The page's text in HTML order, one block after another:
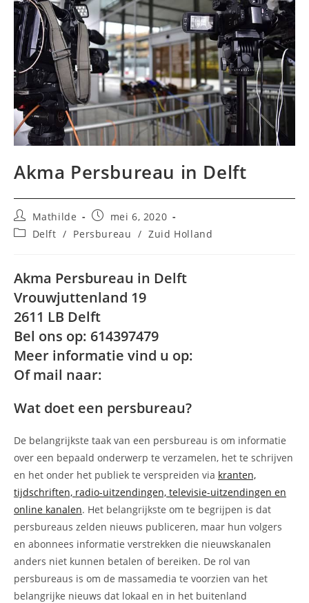
Akma Persbureau in Delft
Bericht
auteur:
Mathilde
Bericht
gepubliceerd
op:
mei 6, 2020
Berichtcategorie:
Delft / Persbureau / Zuid Holland
Akma Persbureau in Delft
Vrouwjuttenland 19
2611 LB Delft
Bel ons op: 614397479
Meer informatie vind u op:
Of mail naar:
Wat doet een persbureau?
De belangrijkste taak van een persbureau is om informatie
over een bepaald onderwerp te verzamelen, het te schrijven
en het onder het publiek te verspreiden via kranten,
tijdschriften, radio-uitzendingen, televisie-uitzendingen en
online kanalen. Het belangrijkste om te begrijpen is dat
persbureaus zelden nieuws publiceren, maar hun volgers
en abonnees informatie verstrekken die nieuwskanalen
anders niet kunnen betalen of bereiken. De rol van
persbureaus is om de massamedia te voorzien van het
belangrijke nieuws dat lokaal en in het buitenland